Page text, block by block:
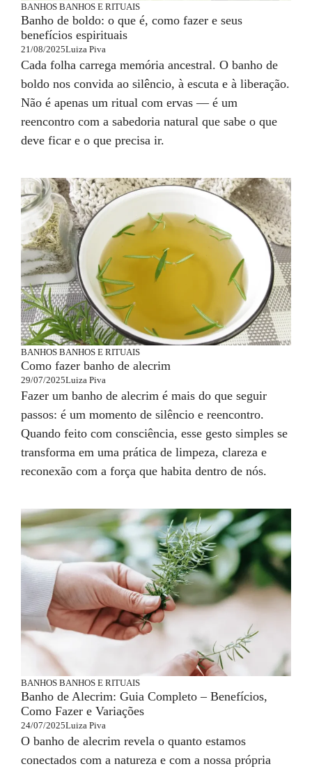
BANHOS BANHOS E RITUAIS
Banho de boldo: o que é, como fazer e seus
benefícios espirituais
21/08/2025Luiza Piva
Cada folha carrega memória ancestral. O banho de
boldo nos convida ao silêncio, à escuta e à liberação.
Não é apenas um ritual com ervas — é um
reencontro com a sabedoria natural que sabe o que
deve ficar e o que precisa ir.
BANHOS BANHOS E RITUAIS
Como fazer banho de alecrim
29/07/2025Luiza Piva
Fazer um banho de alecrim é mais do que seguir
passos: é um momento de silêncio e reencontro.
Quando feito com consciência, esse gesto simples se
transforma em uma prática de limpeza, clareza e
reconexão com a força que habita dentro de nós.
BANHOS BANHOS E RITUAIS
Banho de Alecrim: Guia Completo – Benefícios,
Como Fazer e Variações
24/07/2025Luiza Piva
O banho de alecrim revela o quanto estamos
conectados com a natureza e com a nossa própria